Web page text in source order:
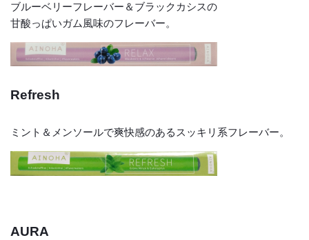
ブルーベリーフレーバー＆ブラックカシスの
甘酸っぱいガム風味のフレーバー。
Refresh
ミント＆メンソールで爽快感のあるスッキリ系フレーバー。
AURA